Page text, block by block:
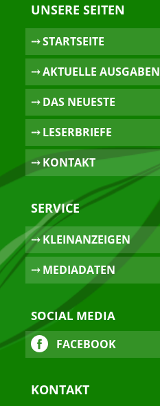
UNSERE SEITEN
⤏ STARTSEITE
⤏ AKTUELLE AUSGABEN
⤏ DAS NEUESTE
⤏ LESERBRIEFE
⤏ KONTAKT
SERVICE
⤏ KLEINANZEIGEN
⤏ MEDIADATEN
SOCIAL MEDIA
FACEBOOK
KONTAKT